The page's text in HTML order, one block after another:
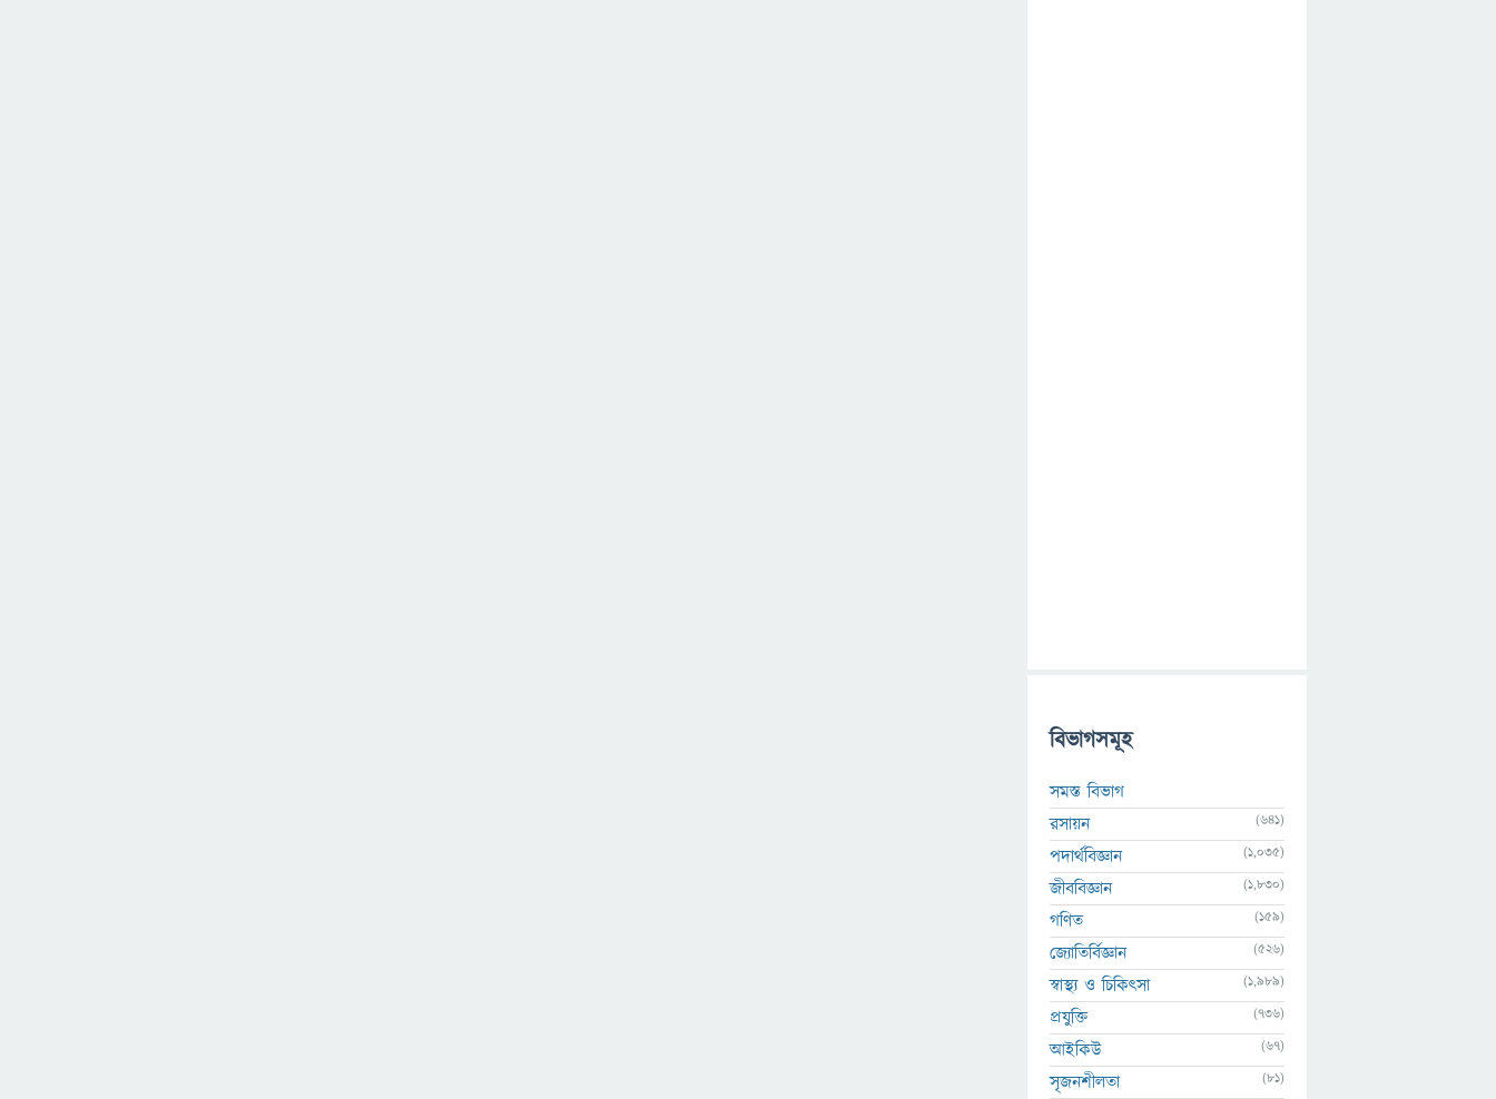
বিভাগসমূহ
সমস্ত বিভাগ
রসায়ন
(641)
পদার্থবিজ্ঞান (1,035)
জীববিজ্ঞান (1,830)
গণিত (159)
জ্যোতির্বিজ্ঞান (526)
স্বাস্থ্য ও চিকিৎসা (1,989)
প্রযুক্তি (736)
আইকিউ (67)
সৃজনশীলতা (81)